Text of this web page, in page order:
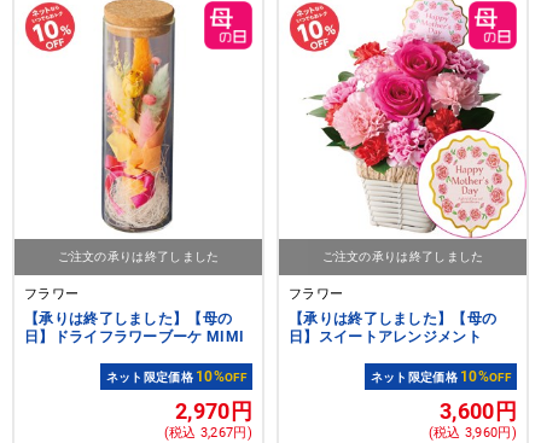
ご注文の承りは終了しました
フラワー
【承りは終了しました】【母の
日】ドライフラワーブーケ MIMI
ネット限定価格 10%OFF
2,970円
(税込 3,267円)
ご注文の承りは終了しました
フラワー
【承りは終了しました】【母の
日】スイートアレンジメント
ネット限定価格 10%OFF
3,600円
(税込 3,960円)